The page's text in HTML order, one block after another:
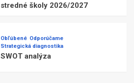
stredné školy 2026/2027
Obľúbené Odporúčame
Strategická diagnostika
SWOT analýza